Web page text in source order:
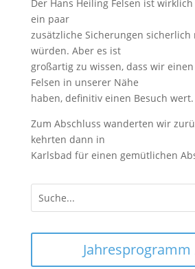
Der Hans Heiling Felsen ist wirklich
ein paar
zusätzliche Sicherungen sicherlich
würden. Aber es ist
großartig zu wissen, dass wir
Felsen in unserer Nähe
haben, definitiv einen Besuch wert.
Zum Abschluss wanderten wir
kehrten dann in
Karlsbad für einen gemütlichen
Jahresprogramm